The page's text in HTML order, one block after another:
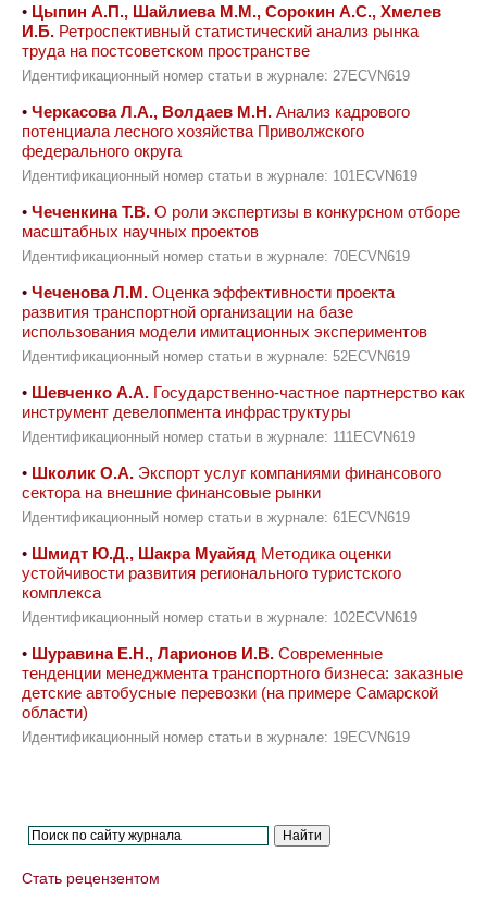
• Цыпин А.П., Шайлиева М.М., Сорокин А.С., Хмелев
И.Б. Ретроспективный статистический анализ рынка
труда на постсоветском пространстве
Идентификационный номер статьи в журнале: 27ECVN619
• Черкасова Л.А., Волдаев М.Н. Анализ кадрового
потенциала лесного хозяйства Приволжского
федерального округа
Идентификационный номер статьи в журнале: 101ECVN619
• Чеченкина Т.В. О роли экспертизы в конкурсном отборе
масштабных научных проектов
Идентификационный номер статьи в журнале: 70ECVN619
• Чеченова Л.М. Оценка эффективности проекта
развития транспортной организации на базе
использования модели имитационных экспериментов
Идентификационный номер статьи в журнале: 52ECVN619
• Шевченко А.А. Государственно-частное партнерство как
инструмент девелопмента инфраструктуры
Идентификационный номер статьи в журнале: 111ECVN619
• Школик О.А. Экспорт услуг компаниями финансового
сектора на внешние финансовые рынки
Идентификационный номер статьи в журнале: 61ECVN619
• Шмидт Ю.Д., Шакра Муайяд Методика оценки
устойчивости развития ‎регионального ‎туристского
‎комплекса
Идентификационный номер статьи в журнале: 102ECVN619
• Шуравина Е.Н., Ларионов И.В. Современные
тенденции менеджмента транспортного бизнеса: заказные
детские автобусные перевозки (на примере Самарской
области)
Идентификационный номер статьи в журнале: 19ECVN619
Стать рецензентом